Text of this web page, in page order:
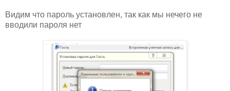
Видим что пароль установлен, так как мы нечего не
вводили пароля нет